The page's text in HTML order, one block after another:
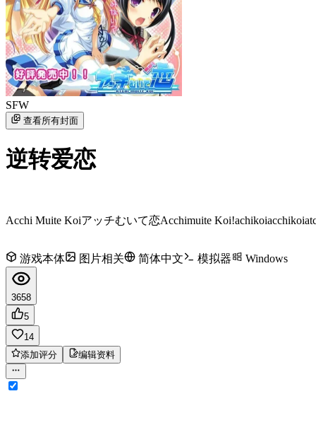
SFW
查看所有封面
逆转爱恋
Acchi Muite Koiアッチむいて恋Acchimuite Koi!achikoiacchikoi
游戏本体 图片相关 简体中文 模拟器 Windows
3658
5
14
添加评分
编辑资料